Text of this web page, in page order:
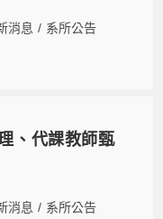
消息 / 系所公告
、代課教師甄
消息 / 系所公告